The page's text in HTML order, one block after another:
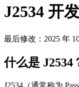
J2534 开
最后修改： 2025 年
什么是 J2534
J2534（通常称为